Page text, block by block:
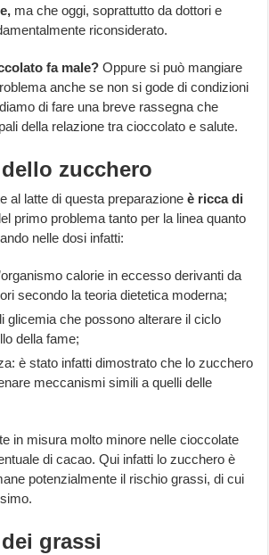
ma che oggi, soprattutto da dottori e
riconsiderato.
fa male?Oppure si può mangiare
anche se non si gode di condizioni
di fare una breve rassegna che
della relazione tra cioccolato e salute.
zucchero
al latte di questa preparazioneè ricca di
primo problema tanto per la linea quanto
nelle dosi infatti:
calorie in eccesso derivanti da
secondo la teoria dietetica moderna;
glicemia che possono alterare il ciclo
della fame;
è stato infatti dimostrato che lo zucchero
meccanismi simili a quelli delle
in misura molto minore nelle cioccolate
di cacao. Qui infatti lo zucchero è
potenzialmente il rischio grassi, di cui
grassi